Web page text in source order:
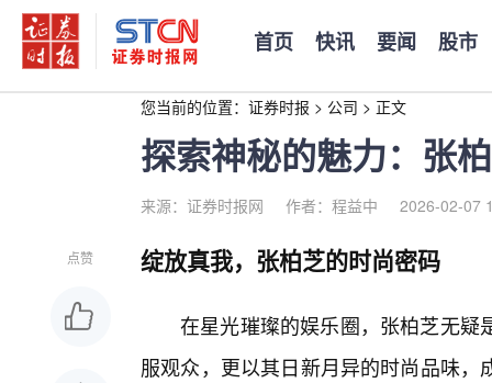
首页 快讯 要闻 股市
您当前的位置： 证券时报 > 公司 > 正文
探索神秘的魅力：张
来源：证券时报网 作者：程益中 2026-02-07
点赞 绽放真我，张柏芝的时尚密码
在星光璀璨的娱乐圈，张柏芝无疑
服观众，更以其日新月异的时尚品味